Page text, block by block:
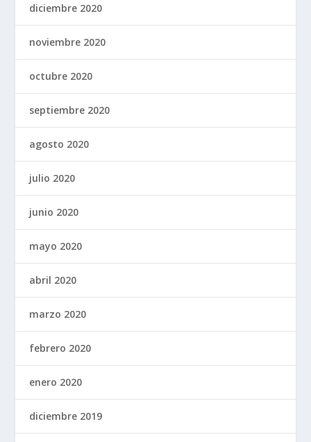
diciembre 2020
noviembre 2020
octubre 2020
septiembre 2020
agosto 2020
julio 2020
junio 2020
mayo 2020
abril 2020
marzo 2020
febrero 2020
enero 2020
diciembre 2019